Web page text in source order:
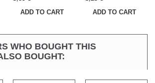
ADD TO CART
ADD TO CART
WHO BOUGHT THIS
BOUGHT: